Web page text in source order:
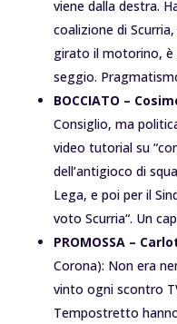
viene dalla destra.
coalizione di
girato il motorino, è
seggio.
BOCCIATO –
Consiglio, ma
video tutorial su “
dell’antigioco di
Lega, e poi per il
voto Scurria“. Un
PROMOSSA –
Corona): Non era
vinto ogni scontro
Tempostretto